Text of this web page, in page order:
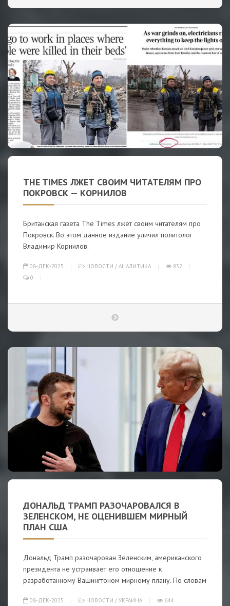
THE TIMES ЛЖЕТ СВОИМ ЧИТАТЕЛЯМ ПРО
ПОКРОВСК — КОРНИЛОВ
Британская газета The Times лжет своим читателям про
Покровск. Во этом данное издание уличил политолог
Владимир Корнилов.
08-ДЕК-2025 НОВОСТИ / АНАЛИТИКА
832
0
ДОНАЛЬД ТРАМП РАЗОЧАРОВАЛСЯ В
ЗЕЛЕНСКОМ, НЕ ОЦЕНИВШЕМ МИРНЫЙ
ПЛАН США
Дональд Трамп разочарован Зеленским, американского
президента не устраивает его отношение к
разработанному Вашингтоном мирному плану. По словам
08-ДЕК-2025 НОВОСТИ / УКРАИНА 644